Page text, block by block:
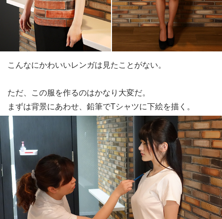
こんなにかわいいレンガは見たことがない。
ただ、この服を作るのはかなり大変だ。
まずは背景にあわせ、鉛筆でTシャツに下絵を描く。